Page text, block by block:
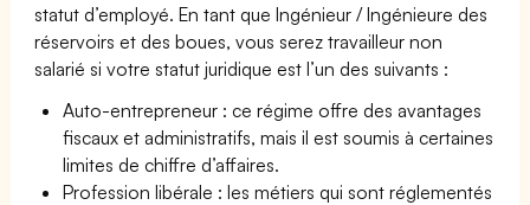
statut d’employé. En tant que Ingénieur / Ingénieure des
réservoirs et des boues, vous serez travailleur non
salarié si votre statut juridique est l’un des suivants :
Auto-entrepreneur : ce régime offre des avantages
fiscaux et administratifs, mais il est soumis à certaines
limites de chiffre d’affaires.
Profession libérale : les métiers qui sont réglementés